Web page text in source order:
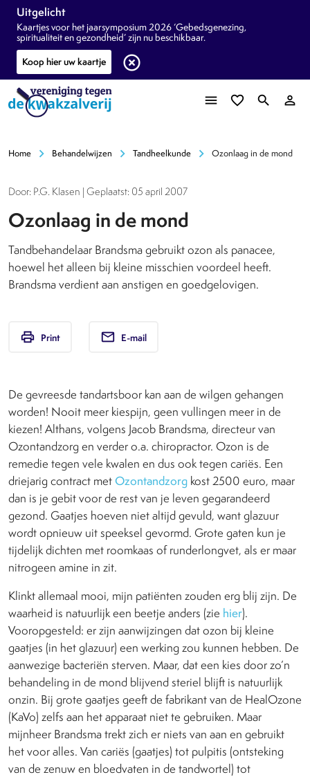
Uitgelicht
Kaartjes voor het jaarsymposium 2026 ‘Gebedsgenezing,
spiritualiteit en gezondheid’ zijn nu beschikbaar.
Koop hier uw kaartje
highlight_off
menu favorite_border search person_outline
Home chevron_right Behandelwijzen chevron_right Tandheelkunde chevron_right Ozonlaag in de mond
Door: P.G. Klasen | Geplaatst: 05 april 2007
Ozonlaag in de mond
Tandbehandelaar Brandsma gebruikt ozon als panacee,
hoewel het alleen bij kleine misschien voordeel heeft.
Brandsma verdient aan anstigen en goedgelovigen.
print Print email E-mail
De gevreesde tandartsboor kan aan de wilgen gehangen
worden! Nooit meer kiespijn, geen vullingen meer in de
kiezen! Althans, volgens Jacob Brandsma, directeur van
Ozontandzorg en verder o.a. chiropractor. Ozon is de
remedie tegen vele kwalen en dus ook tegen cariës. Een
driejarig contract metOzontandzorg kost 2500 euro, maar
dan is je gebit voor de rest van je leven gegarandeerd
gezond. Gaatjes hoeven niet altijd gevuld, want glazuur
wordt opnieuw uit speeksel gevormd. Grote gaten kun je
tijdelijk dichten met roomkaas of runderlongvet, als er maar
nitrogeen amine in zit.
Klinkt allemaal mooi, mijn patiënten zouden erg blij zijn. De
waarheid is natuurlijk een beetje anders (zie hier).
Vooropgesteld: er zijn aanwijzingen dat ozon bij kleine
gaatjes (in het glazuur) een werking zou kunnen hebben. De
aanwezige bacteriën sterven. Maar, dat een kies door zo’n
behandeling in de mond blijvend steriel blijft is natuurlijk
onzin. Bij grote gaatjes geeft de fabrikant van de HealOzone
(KaVo) zelfs aan het apparaat niet te gebruiken. Maar
mijnheer Brandsma trekt zich er niets van aan en gebruikt
het voor alles. Van cariës (gaatjes) tot pulpitis (ontsteking
van de zenuw en bloedvaten in de tandwortel) tot